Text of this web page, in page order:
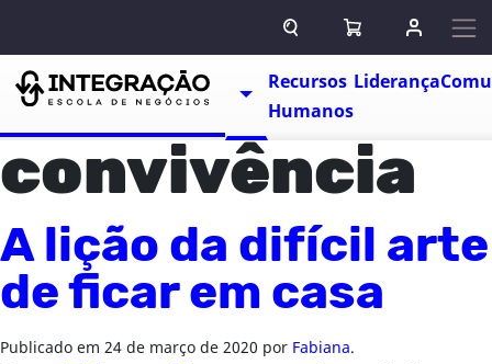
ABRIR CAMPO DE BUSCA
ABRIR CARRINHO
ENTRAR
Escolas
TOGGLE DROPDOWN
Recursos
Humanos
Liderança
convivência
A lição da difícil arte
de ficar em casa
Publicado em 24 de março de 2020 por Fabiana.